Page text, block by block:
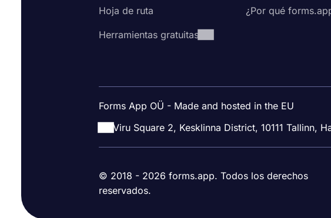
Hoja de ruta
Herramientas gratuitas
¿Por qué
Forms App OÜ - Made and hosted in the EU
Viru Square 2, Kesklinna District, 10111 Tallinn,
© 2018 - 2026 forms.app. Todos los derechos
reservados.